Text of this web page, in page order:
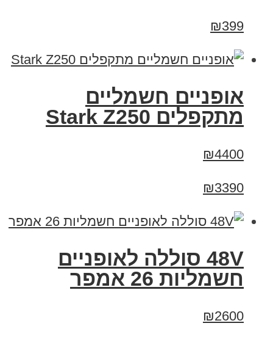
₪399
‏אופניים חשמליים
‏מתקפלים Stark Z250
₪4400
₪3390
48V סוללה לאופניים
חשמליות 26 אמפר
₪2600